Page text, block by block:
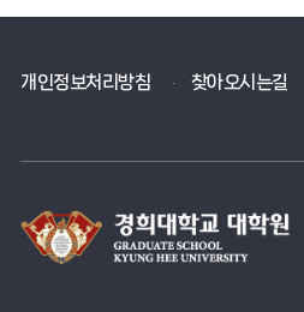
개인정보처리방침 찾아오시는길